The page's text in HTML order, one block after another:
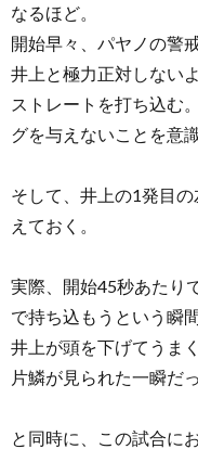
なるほど。
開始早々、パヤノの警
井上と極力正対しない
ストレートを打ち込む
グを与えないことを意
そして、井上の1発目
えておく。
実際、開始45秒あたり
で持ち込もうという瞬
井上が頭を下げてうま
片鱗が見られた一瞬だ
と同時に、この試合に